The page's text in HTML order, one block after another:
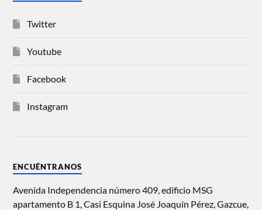
Twitter
Youtube
Facebook
Instagram
ENCUÉNTRANOS
Avenida Independencia número 409, edificio MSG
apartamento B 1, Casi Esquina José Joaquín Pérez, Gazcue,